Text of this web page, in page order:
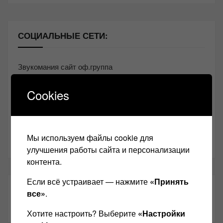
СОЦИАЛЬНЫЕ СЕТИ:
Звукомания сайт оф.группа
Контакт
Youtube
ТАКЖЕ ЧИТАЕМ:
Cookies
Мы используем файлы cookie для
улучшения работы сайта и персонализации
контента.
Если всё устраивает — нажмите «Принять
все».
Хотите настроить? Выберите «Настройки